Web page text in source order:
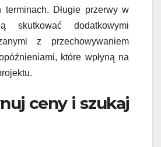
terminach. Długie przerwy w
skutkować dodatkowymi
z przechowywaniem
które wpłyną na
ceny i szukaj